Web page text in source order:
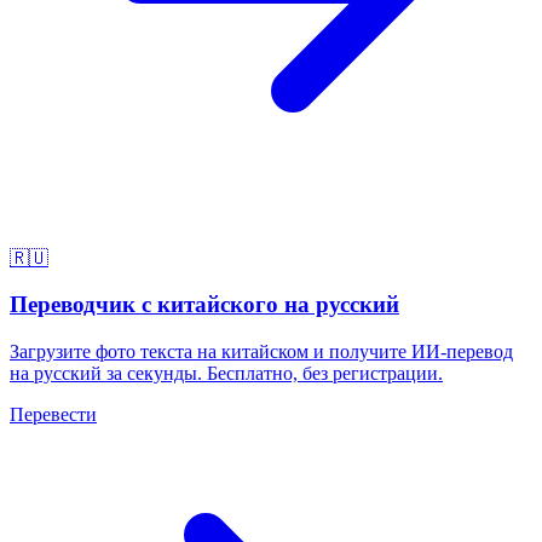
🇷🇺
Переводчик с китайского на русский
Загрузите фото текста на китайском и получите ИИ-перевод
на русский за секунды. Бесплатно, без регистрации.
Перевести